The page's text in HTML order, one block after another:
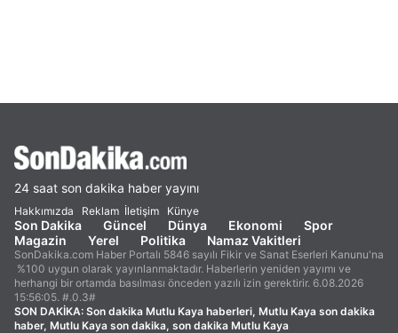
24 saat son dakika haber yayını
Hakkımızda Reklam İletişim Künye
Son Dakika Güncel Dünya Ekonomi
Spor
Magazin
Yerel Politika Namaz Vakitleri
SonDakika.com Haber Portalı 5846 sayılı Fikir ve Sanat Eserleri Kanunu'na
%100 uygun olarak yayınlanmaktadır. Haberlerin yeniden yayımı ve
herhangi bir ortamda basılması önceden yazılı izin gerektirir. 6.08.2026
15:56:05. #.0.3#
SON DAKİKA: Son dakika Mutlu Kaya haberleri, Mutlu Kaya son dakika
haber, Mutlu Kaya son dakika, son dakika Mutlu Kaya